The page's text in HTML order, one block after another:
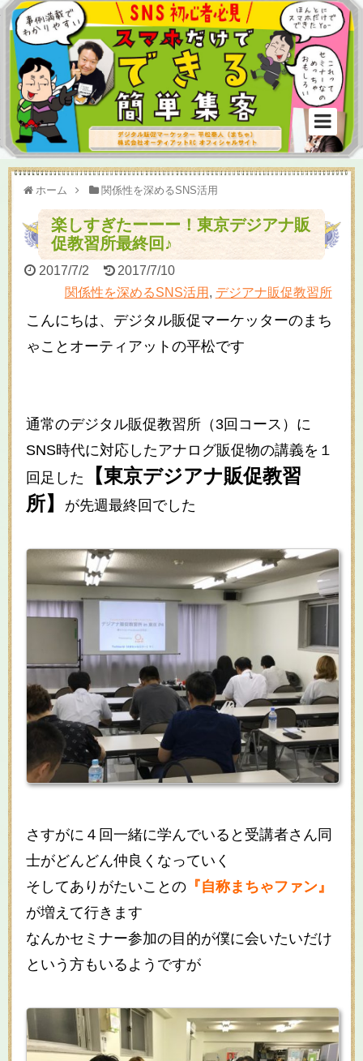
ホーム 関係性を深めるSNS活用
楽しすぎたーーー！東京デジアナ販
促教習所最終回♪
2017/7/2
2017/7/10
関係性を深めるSNS活用 , デジアナ販促教習所
こんにちは、デジタル販促マーケッターのまち
ゃことオーティアットの平松です
通常のデジタル販促教習所（3回コース）に
SNS時代に対応したアナログ販促物の講義を１
回足した
【東京デジアナ販促教習
所】
が先週最終回でした
さすがに４回一緒に学んでいると受講者さん同
士がどんどん仲良くなっていく
そしてありがたいことの 『自称まちゃファン』
が増えて行きます
なんかセミナー参加の目的が僕に会いたいだけ
という方もいるようですが